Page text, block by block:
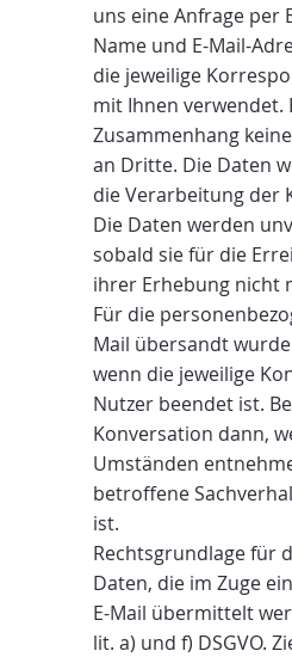
uns eine Anfrage per
Name und E-Mail-
die jeweilige
mit Ihnen verwendet.
Zusammenhang
an Dritte. Die Daten
die Verarbeitung der
Die Daten werden
sobald sie für die
ihrer Erhebung nicht
Für die
Mail übersandt
wenn die jeweilige
Nutzer beendet ist.
Konversation dann,
Umständen
betroffene
ist.
Rechtsgrundlage für
Daten, die im Zuge
E-Mail übermittelt
lit. a) und f) DSGVO.